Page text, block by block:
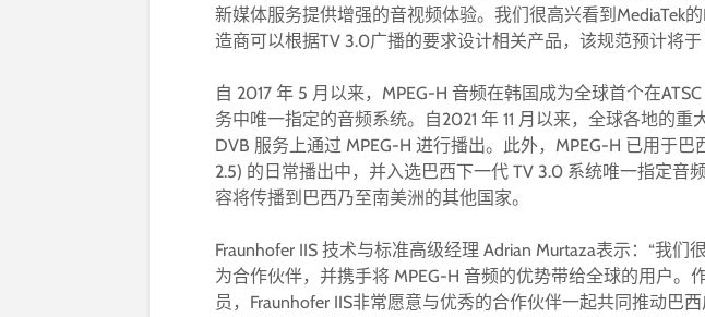
新媒体服务提供增强的音视频体验。我们很高兴看到MediaTek
造商可以根据TV 3.0广播的要求设计相关产品，该规范预计将于
自 2017 年 5 月以来，MPEG-H 音频在韩国成为全球首个在
务中唯一指定的音频系统。自2021 年 11 月以来，全球各地的重
DVB 服务上通过 MPEG-H 进行播出。此外，MPEG-H 已用于巴
2.5) 的日常播出中，并入选巴西下一代 TV 3.0 系统唯一指定音
容将传播到巴西乃至南美洲的其他国家。
Fraunhofer IIS 技术与标准高级经理 Adrian Murtaza表示：“我们
为合作伙伴，并携手将 MPEG-H 音频的优势带给全球的用户。
员，Fraunhofer IIS非常愿意与优秀的合作伙伴一起共同推动巴西